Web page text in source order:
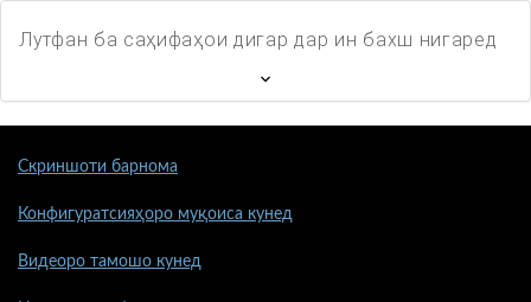
Лутфан ба саҳифаҳои дигар дар ин бахш нигаред
Скриншоти барнома
Конфигуратсияҳоро муқоиса кунед
Видеоро тамошо кунед